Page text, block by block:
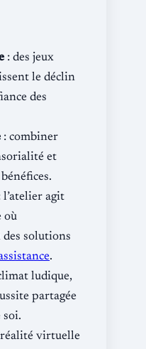
: des jeux
le déclin
des
: combiner
et
l’atelier agit
où
des solutions
.
ludique,
partagée
soi.
réalité virtuelle